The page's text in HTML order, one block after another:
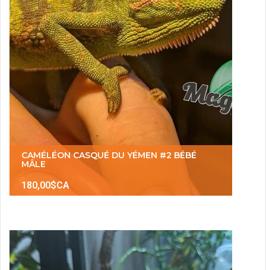
CAMÉLÉON CASQUÉ DU YÉMEN #2 BÉBÉ
MÂLE
180,00$CA